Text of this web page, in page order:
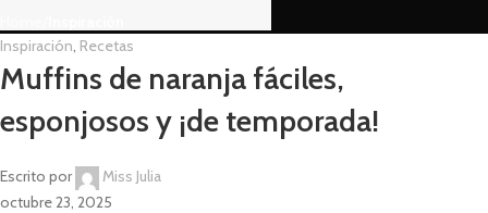
Inspiración, Recetas
Muffins de naranja fáciles,
esponjosos y ¡de temporada!
Escrito por
Miss Julia
octubre 23, 2025